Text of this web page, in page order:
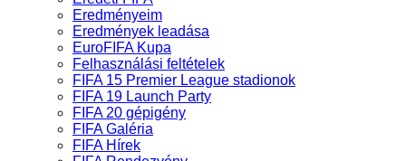
Eredményeim
Eredmények leadása
EuroFIFA Kupa
Felhasználási feltételek
FIFA 15 Premier League stadionok
FIFA 19 Launch Party
FIFA 20 gépigény
FIFA Galéria
FIFA Hírek